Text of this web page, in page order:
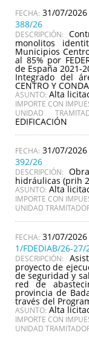
31/07/
388/26
DESCRIPCIÓN:
monolitos
Municipios
al 85% por
de España 2021-
Integrado del
CENTRO Y
ASUNTO: Alta
IMPORTE CON
UNIDAD
EDIFICACIÓN
31/07/
392/26
DESCRIPCIÓN:
hidráulicas (prih
ASUNTO: Alta
IMPORTE CON
UNIDAD
31/07/
1/FDEDIAB/26-
DESCRIPCIÓN:
proyecto de
de seguridad y
red de
provincia de
través del
ASUNTO: Alta
IMPORTE CON
UNIDAD